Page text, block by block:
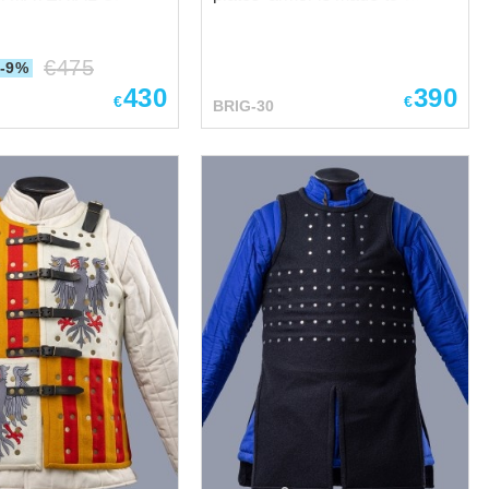
for the
113-118 44
Hips
over padded
-9% €475
€430
regards of client to handcraft
such body protection. Our
third tapestry from The Deeds
of Julius Caesar set where
Caesar crossed the Rubicon
and by the Battle of
Thessalonica. Created in
Tournai c.1470, it’s one of the
most solemn and monumental
XVth century Flemish
tapestries famous for its
weavings’ huge size and dense
imagery. You can see it in
Historisches Museum of Bern,
Switzerland. This is a perfect
brigantine for sports from Steel
BRIG-30 €390